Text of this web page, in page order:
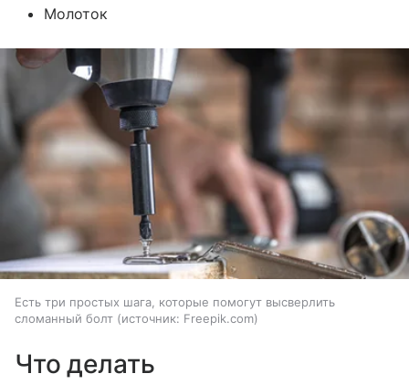
Молоток
Есть три простых шага, которые помогут высверлить
сломанный болт
источник: Freepik.com
Что делать